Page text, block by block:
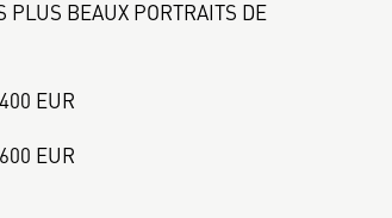
PLUS BEAUX PORTRAITS DE
EUR
EUR